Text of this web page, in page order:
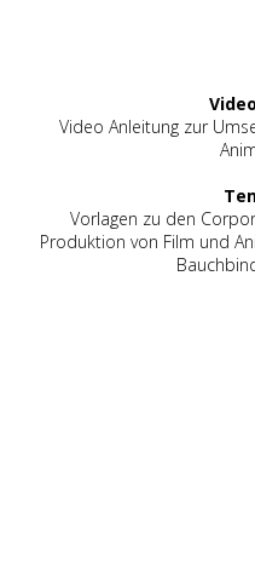
Video Anleitung zur
Vorlagen zu den
Produktion von Film und